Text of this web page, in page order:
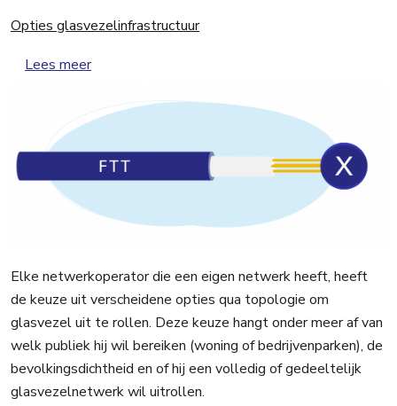
Opties glasvezelinfrastructuur
Lees meerover Opties glasvezelinfrastructuur
Elke netwerkoperator die een eigen netwerk heeft, heeft
de keuze uit verscheidene opties qua topologie om
glasvezel uit te rollen. Deze keuze hangt onder meer af van
welk publiek hij wil bereiken (woning of bedrijvenparken), de
bevolkingsdichtheid en of hij een volledig of gedeeltelijk
glasvezelnetwerk wil uitrollen.